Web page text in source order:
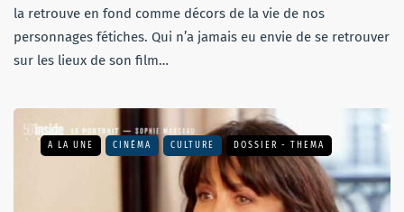
la retrouve en fond comme décors de la vie de nos
personnages fétiches. Qui n’a jamais eu envie de se retrouver
sur les lieux de son film…
A LA UNE CINÉMA CULTURE DOSSIER - THEMA